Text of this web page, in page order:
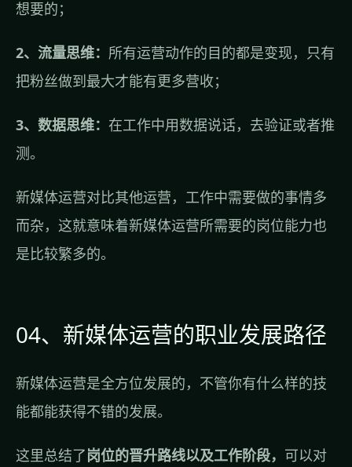
想要的；
2、流量思维： 所有运营动作的目的都是变现，只有
把粉丝做到最大才能有更多营收；
3、数据思维： 在工作中用数据说话，去验证或者推
测。
新媒体运营对比其他运营，工作中需要做的事情多
而杂，这就意味着新媒体运营所需要的岗位能力也
是比较繁多的。
04、新媒体运营的职业发展路径
新媒体运营是全方位发展的，不管你有什么样的技
能都能获得不错的发展。
这里总结了岗位的晋升路线以及工作阶段， 可以对